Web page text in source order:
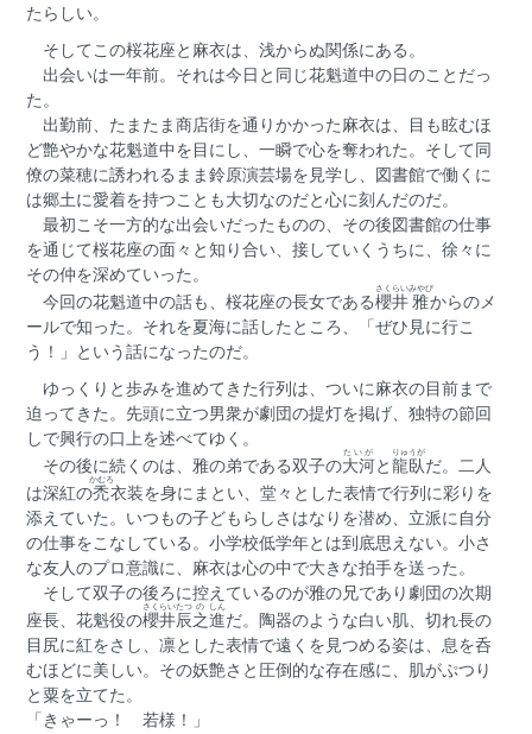
たらしい。
そしてこの桜花座と麻衣は、浅からぬ関係にある。
出会いは一年前。それは今日と同じ花魁道中の日のことだっ
た。
出勤前、たまたま商店街を通りかかった麻衣は、目も眩むほ
ど艶やかな花魁道中を目にし、一瞬で心を奪われた。そして同
僚の菜穂に誘われるまま鈴原演芸場を見学し、図書館で働くに
は郷土に愛着を持つことも大切なのだと心に刻んだのだ。
最初こそ一方的な出会いだったものの、その後図書館の仕事
を通じて桜花座の面々と知り合い、接していくうちに、徐々に
その仲を深めていった。
今回の花魁道中の話も、桜花座の長女である櫻井
さくらい
雅
みやび
からのメ
ールで知った。それを夏海に話したところ、「ぜひ見に行こ
う！」という話になったのだ。
ゆっくりと歩みを進めてきた行列は、ついに麻衣の目前まで
迫ってきた。先頭に立つ男衆が劇団の提灯を掲げ、独特の節回
しで興行の口上を述べてゆく。
その後に続くのは、雅の弟である双子の大河
たいが
と龍臥
りゅうが
だ。二人
は深紅の禿
かむろ
衣装を身にまとい、堂々とした表情で行列に彩りを
添えていた。いつもの子どもらしさはなりを潜め、立派に自分
の仕事をこなしている。小学校低学年とは到底思えない。小さ
な友人のプロ意識に、麻衣は心の中で大きな拍手を送った。
そして双子の後ろに控えているのが雅の兄であり劇団の次期
座長、花魁役の櫻井
さくらい
辰
たつ
之
の
進
しん
だ。陶器のような白い肌、切れ長の
目尻に紅をさし、凛とした表情で遠くを見つめる姿は、息を呑
むほどに美しい。その妖艶さと圧倒的な存在感に、肌がぷつり
と粟を立てた。
「きゃーっ！ 若様！」